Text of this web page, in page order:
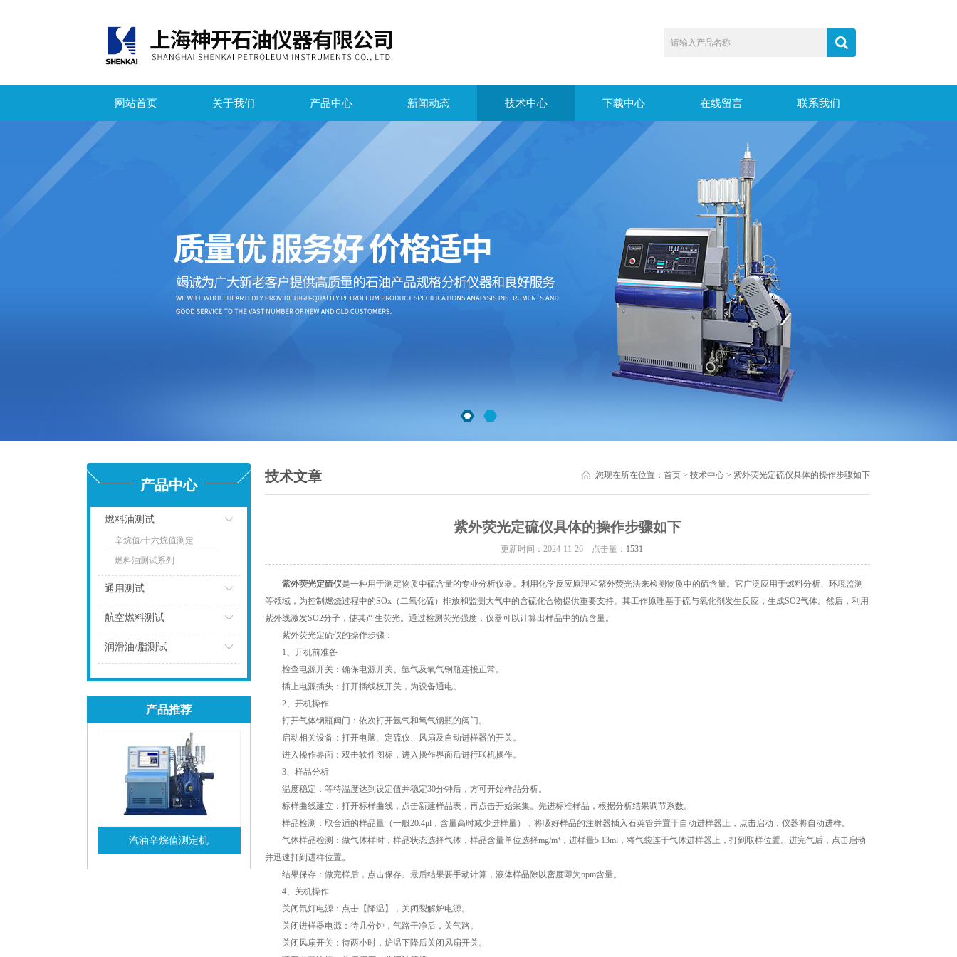
网站首页 关于我们 产品中心 新闻动态 技术中心 下载中心 在线留言 联系我们
产品中心
燃料油测试
点击
辛烷值/十六烷值测定
燃料油测试系列
通用测试
航空燃料测试
润滑油/脂测试
产品推荐
汽油辛烷值测定机
查看详情
技术文章 您现在所在位置： 首页 > 技术中心 > 紫外荧光定硫仪具体的操作步骤如下
紫外荧光定硫仪具体的操作步骤如下
更新时间：2024-11-26 点击量： 1531
紫外荧光定硫仪是一种用于测定物质中硫含量的专业分析仪器。利用化学反应原理和紫外荧光法来检测物质中的硫含量。它广泛应用于燃料分析、环境监测
等领域，为控制燃烧过程中的SOx（二氧化硫）排放和监测大气中的含硫化合物提供重要支持。其工作原理基于硫与氧化剂发生反应，生成SO2气体。然后，利用
紫外线激发SO2分子，使其产生荧光。通过检测荧光强度，仪器可以计算出样品中的硫含量。
紫外荧光定硫仪的操作步骤：
1、开机前准备
检查电源开关：确保电源开关、氩气及氧气钢瓶连接正常。
插上电源插头：打开插线板开关，为设备通电。
2、开机操作
打开气体钢瓶阀门：依次打开氩气和氧气钢瓶的阀门。
启动相关设备：打开电脑、定硫仪、风扇及自动进样器的开关。
进入操作界面：双击软件图标，进入操作界面后进行联机操作。
3、样品分析
温度稳定：等待温度达到设定值并稳定30分钟后，方可开始样品分析。
标样曲线建立：打开标样曲线，点击新建样品表，再点击开始采集。先进标准样品，根据分析结果调节系数。
样品检测：取合适的样品量（一般20.4μl，含量高时减少进样量），将吸好样品的注射器插入石英管并置于自动进样器上，点击启动，仪器将自动进样。
气体样品检测：做气体样时，样品状态选择气体，样品含量单位选择mg/m³，进样量5.13ml，将气袋连于气体进样器上，打到取样位置。进完气后，点击启动
并迅速打到进样位置。
结果保存：做完样后，点击保存。最后结果要手动计算，液体样品除以密度即为ppm含量。
4、关机操作
关闭氘灯电源：点击【降温】，关闭裂解炉电源。
关闭进样器电源：待几分钟，气路干净后，关气路。
关闭风扇开关：待两小时，炉温下降后关闭风扇开关。